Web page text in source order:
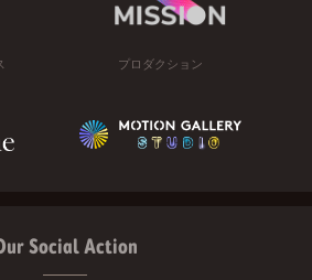
プロダクション
Social Action